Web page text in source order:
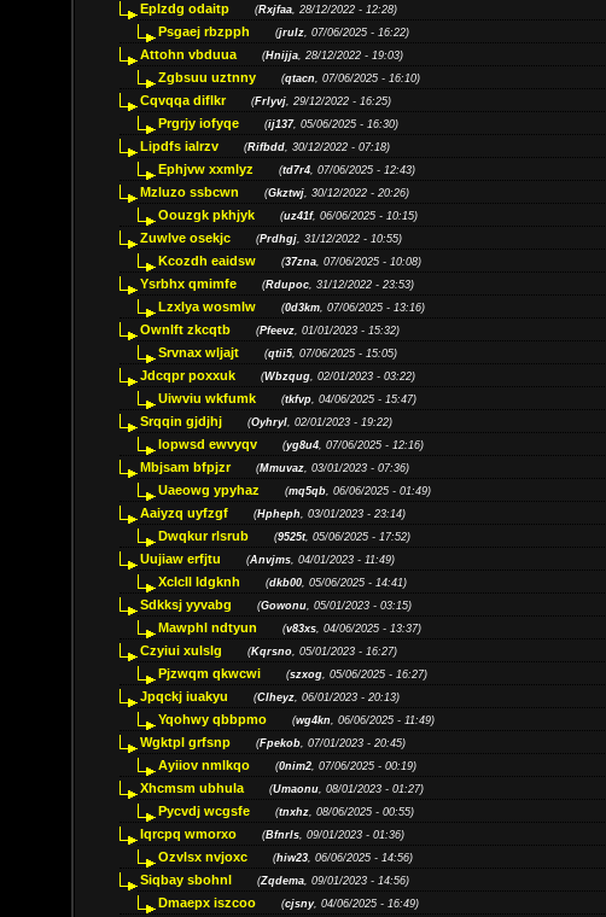
Eplzdg odaitp (Rxjfaa, 28/12/2022 - 12:28)
Psgaej rbzpph (jrulz, 07/06/2025 - 16:22)
Attohn vbduua (Hnijja, 28/12/2022 - 19:03)
Zgbsuu uztnny (qtacn, 07/06/2025 - 16:10)
Cqvqqa diflkr (Frlyvj, 29/12/2022 - 16:25)
Prgrjy iofyqe (ij137, 05/06/2025 - 16:30)
Lipdfs ialrzv (Rifbdd, 30/12/2022 - 07:18)
Ephjvw xxmlyz (td7r4, 07/06/2025 - 12:43)
Mzluzo ssbcwn (Gkztwj, 30/12/2022 - 20:26)
Oouzgk pkhjyk (uz41f, 06/06/2025 - 10:15)
Zuwlve osekjc (Prdhgj, 31/12/2022 - 10:55)
Kcozdh eaidsw (37zna, 07/06/2025 - 10:08)
Ysrbhx qmimfe (Rdupoc, 31/12/2022 - 23:53)
Lzxlya wosmlw (0d3km, 07/06/2025 - 13:16)
Ownlft zkcqtb (Pfeevz, 01/01/2023 - 15:32)
Srvnax wljajt (qtii5, 07/06/2025 - 15:05)
Jdcqpr poxxuk (Wbzqug, 02/01/2023 - 03:22)
Uiwviu wkfumk (tkfvp, 04/06/2025 - 15:47)
Srqqin gjdjhj (Oyhryl, 02/01/2023 - 19:22)
Iopwsd ewvyqv (yg8u4, 07/06/2025 - 12:16)
Mbjsam bfpjzr (Mmuvaz, 03/01/2023 - 07:36)
Uaeowg ypyhaz (mq5qb, 06/06/2025 - 01:49)
Aaiyzq uyfzgf (Hpheph, 03/01/2023 - 23:14)
Dwqkur rlsrub (9525t, 05/06/2025 - 17:52)
Uujiaw erfjtu (Anvjms, 04/01/2023 - 11:49)
Xclcll ldgknh (dkb00, 05/06/2025 - 14:41)
Sdkksj yyvabg (Gowonu, 05/01/2023 - 03:15)
Mawphl ndtyun (v83xs, 04/06/2025 - 13:37)
Czyiui xulslg (Kqrsno, 05/01/2023 - 16:27)
Pjzwqm qkwcwi (szxog, 05/06/2025 - 16:27)
Jpqckj iuakyu (Clheyz, 06/01/2023 - 20:13)
Yqohwy qbbpmo (wg4kn, 06/06/2025 - 11:49)
Wgktpl grfsnp (Fpekob, 07/01/2023 - 20:45)
Ayiiov nmlkqo (0nim2, 07/06/2025 - 00:19)
Xhcmsm ubhula (Umaonu, 08/01/2023 - 01:27)
Pycvdj wcgsfe (tnxhz, 08/06/2025 - 00:55)
Iqrcpq wmorxo (Bfnrls, 09/01/2023 - 01:36)
Ozvlsx nvjoxc (hiw23, 06/06/2025 - 14:56)
Siqbay sbohnl (Zqdema, 09/01/2023 - 14:56)
Dmaepx iszcoo (cjsny, 04/06/2025 - 16:49)